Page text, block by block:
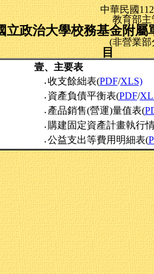
中華民國
教育部主
立政治大學校務基金附屬
(非營業部
目
壹、主要表
‧收支餘絀表(PDF/XLS)
‧ 資產負債平衡表(PDF/
‧ 產品銷售(營運)量值表(
‧ 購建固定資產計畫執行
‧公益支出等費用明細表(